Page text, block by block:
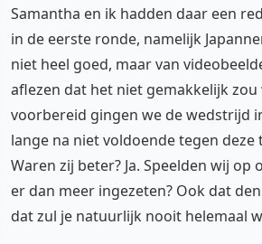
Samantha en ik hadden daar een
in de eerste ronde, namelijk
niet heel goed, maar van
aflezen dat het niet gemakkelijk zou
voorbereid gingen we de wedstrijd
lange na niet voldoende tegen deze
Waren zij beter? Ja. Speelden wij op
er dan meer ingezeten? Ook dat
dat zul je natuurlijk nooit helemaal